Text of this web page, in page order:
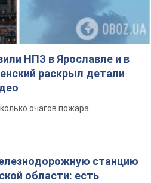
НПЗ в Ярославле и в
раскрыл детали
очагов пожара
станцию
области: есть